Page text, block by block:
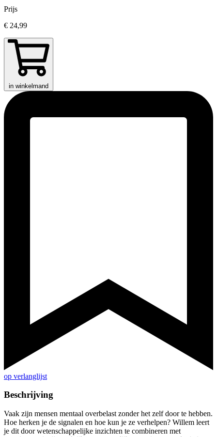
Prijs
€ 24,99
in winkelmand
op verlanglijst
Beschrijving
Vaak zijn mensen mentaal overbelast zonder het zelf door te hebben.
Hoe herken je de signalen en hoe kun je ze verhelpen? Willem leert
je dit door wetenschappelijke inzichten te combineren met